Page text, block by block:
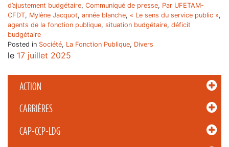
ACTION
CARRIÈRES
CAP-CCP-LDG
d’ajustement budgétaire, Communiqué de presse, Par UFETAM-
CFDT, Mylène Jacquot, année blanche, « Le sens du service public »,
agents de la fonction publique, situation budgétaire, déficit
budgétaire
Posted in Société, La Fonction Publique, Divers
le 17 juillet 2025